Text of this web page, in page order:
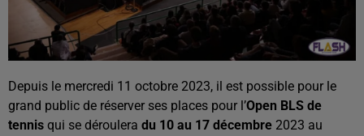
Depuis le mercredi 11 octobre 2023, il est possible pour le
grand public de réserver ses places pour l’Open BLS de
tennis qui se déroulera du 10 au 17 décembre 2023 au